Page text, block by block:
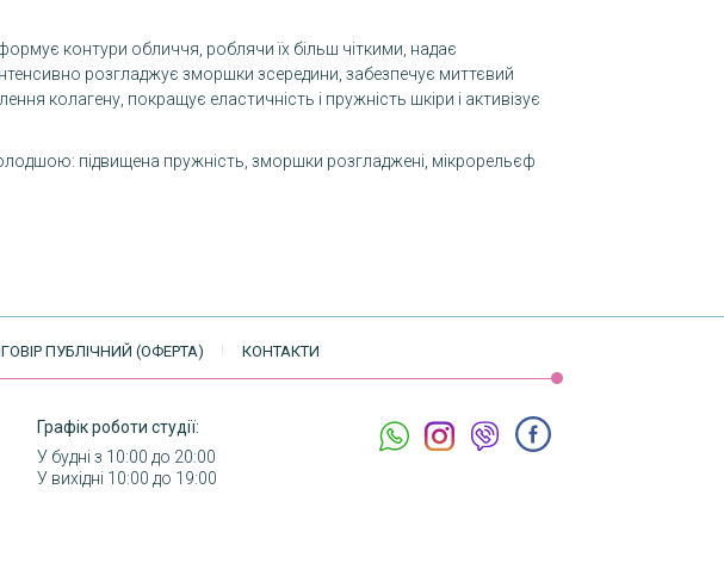
контури обличчя, роблячи їх більш чіткими, надає
розгладжує зморшки зсередини, забезпечує миттєвий
колагену, покращує еластичність і пружність шкіри і активізує
підвищена пружність, зморшки розгладжені, мікрорельєф
ПУБЛІЧНИЙ (ОФЕРТА) КОНТАКТИ
Графік роботи студії:
У будні з 10:00 до 20:00
У вихідні 10:00 до 19:00